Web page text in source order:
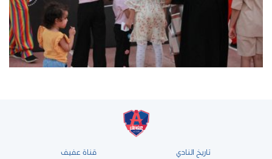
تاريخ النادي قناة عفيف